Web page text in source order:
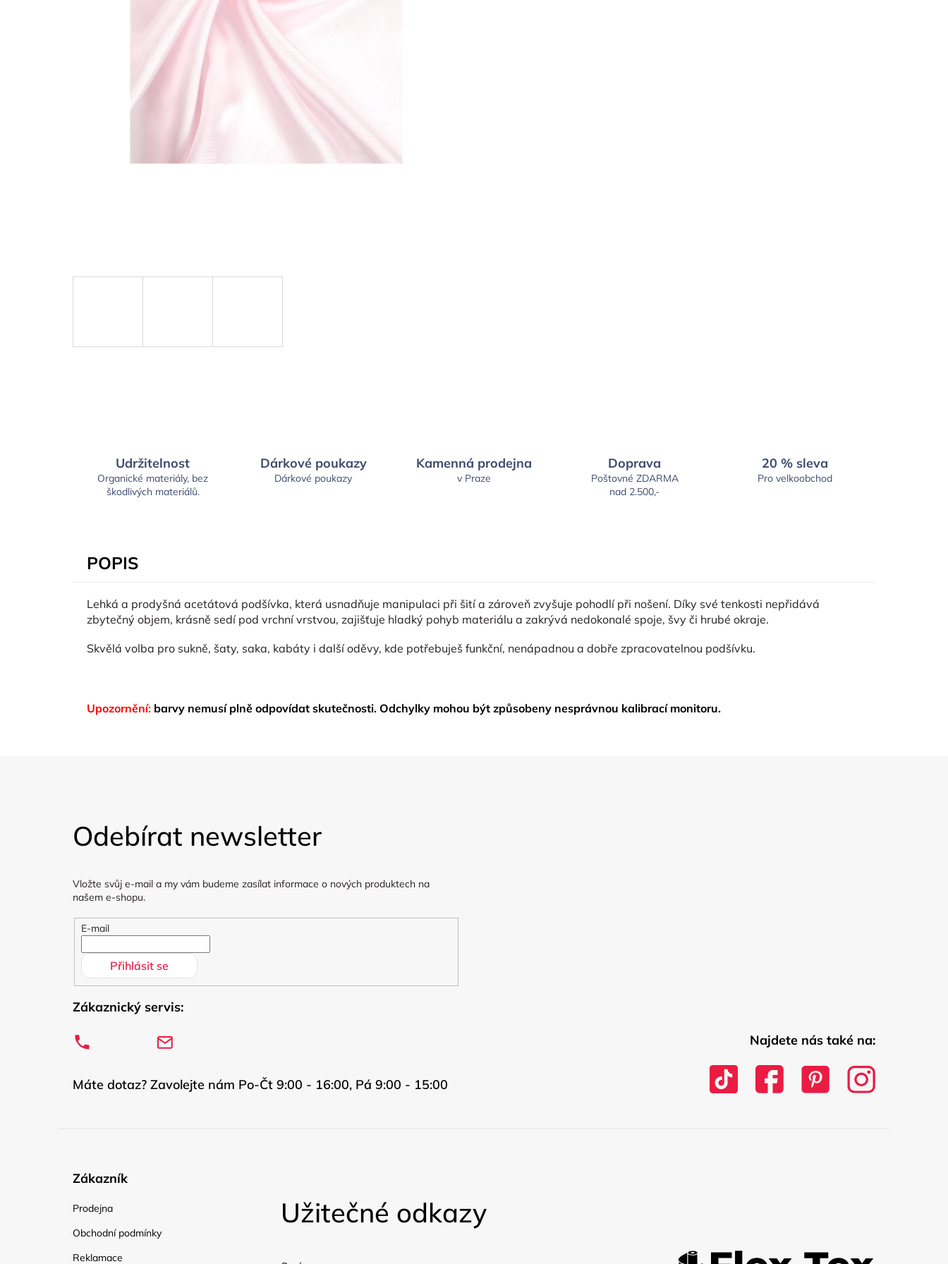
Udržitelnost
Organické materiály, bez
škodlivých materiálů.
Dárkové poukazy
Dárkové poukazy
Kamenná prodejna
v Praze
Doprava
Poštovné ZDARMA
nad 2.500,-
20 % sleva
Pro velkoobchod
POPIS
Lehká a prodyšná acetátová podšívka, která usnadňuje manipulaci při šití a zároveň zvyšuje pohodlí při nošení. Díky své tenkosti nepřidává
zbytečný objem, krásně sedí pod vrchní vrstvou, zajišťuje hladký pohyb materiálu a zakrývá nedokonalé spoje, švy či hrubé okraje.
Skvělá volba pro sukně, šaty, saka, kabáty i další oděvy, kde potřebuješ funkční, nenápadnou a dobře zpracovatelnou podšívku.
Upozornění: barvy nemusí plně odpovídat skutečnosti. Odchylky mohou být způsobeny nesprávnou kalibrací monitoru.
Odebírat newsletter
Vložte svůj e-mail a my vám budeme zasílat informace o nových produktech na
našem e-shopu.
E-mail
Přihlásit se
Zákaznický servis:
Máte dotaz? Zavolejte nám Po-Čt 9:00 - 16:00, Pá 9:00 - 15:00
Najdete nás také na:
Zákazník
Prodejna
Obchodní podmínky
Reklamace
Užitečné odkazy